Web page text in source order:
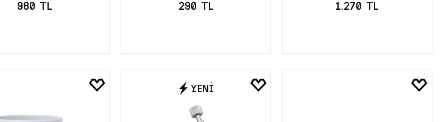
980 TL
EKLE
290 TL
SEPETE EKLE
1.270 TL
SEPETE EKLE
YENİ